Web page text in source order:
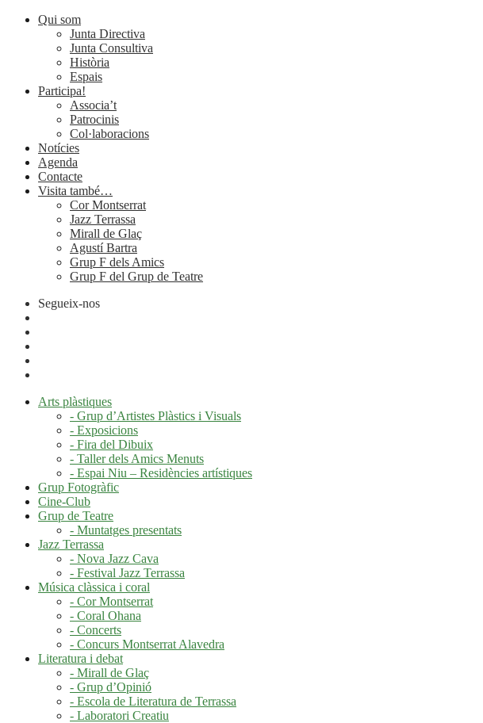
Qui som
Junta Directiva
Junta Consultiva
Història
Espais
Participa!
Associa’t
Patrocinis
Col·laboracions
Notícies
Agenda
Contacte
Visita també…
Cor Montserrat
Jazz Terrassa
Mirall de Glaç
Agustí Bartra
Grup F dels Amics
Grup F del Grup de Teatre
Segueix-nos
Arts plàstiques
- Grup d’Artistes Plàstics i Visuals
- Exposicions
- Fira del Dibuix
- Taller dels Amics Menuts
- Espai Niu – Residències artístiques
Grup Fotogràfic
Cine-Club
Grup de Teatre
- Muntatges presentats
Jazz Terrassa
- Nova Jazz Cava
- Festival Jazz Terrassa
Música clàssica i coral
- Cor Montserrat
- Coral Ohana
- Concerts
- Concurs Montserrat Alavedra
Literatura i debat
- Mirall de Glaç
- Grup d’Opinió
- Escola de Literatura de Terrassa
- Laboratori Creatiu